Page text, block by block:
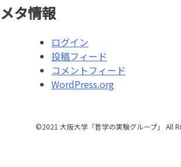
メタ情報
ログイン
投稿フィード
コメントフィード
WordPress.org
©2021 ⼤阪⼤学「哲学の実験グループ」 All